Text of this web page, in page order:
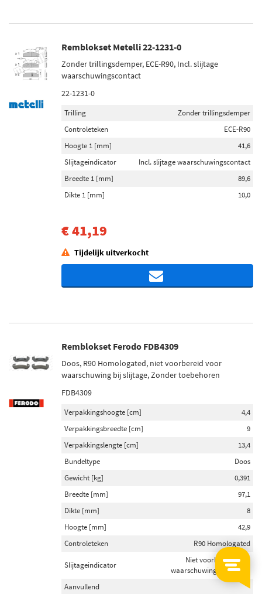
Remblokset Metelli 22-1231-0
Zonder trillingsdemper, ECE-R90, Incl. slijtage
waarschuwingscontact
22-1231-0
Trilling
Zonder trillingsdemper
Controleteken
ECE-R90
Hoogte 1 [mm]
41,6
Slijtageindicator
Incl. slijtage waarschuwingscontact
Breedte 1 [mm]
89,6
Dikte 1 [mm]
10,0
€ 41,19
Tijdelijk uitverkocht
Remblokset Ferodo FDB4309
Doos, R90 Homologated, niet voorbereid voor
waarschuwing bij slijtage, Zonder toebehoren
FDB4309
Verpakkingshoogte [cm]
4,4
Verpakkingsbreedte [cm]
9
Verpakkingslengte [cm]
13,4
Bundeltype
Doos
Gewicht [kg]
0,391
Breedte [mm]
97,1
Dikte [mm]
8
Hoogte [mm]
42,9
Controleteken
R90 Homologated
Slijtageindicator
Niet voorbereid voor
waarschuwing bij slijtage
Aanvullend